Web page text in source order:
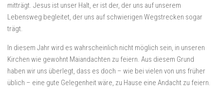
mitträgt. Jesus ist unser Halt, er ist der, der uns auf unserem
Lebensweg begleitet, der uns auf schwierigen Wegstrecken sogar
trägt.
In diesem Jahr wird es wahrscheinlich nicht möglich sein, in unseren
Kirchen wie gewohnt Maiandachten zu feiern. Aus diesem Grund
haben wir uns überlegt, dass es doch – wie bei vielen von uns früher
üblich – eine gute Gelegenheit wäre, zu Hause eine Andacht zu feiern.